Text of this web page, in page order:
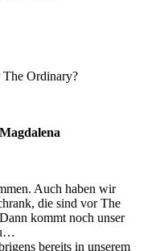
The Ordinary?
Auch haben wir
die sind vor The
kommt noch unser
bereits in unserem